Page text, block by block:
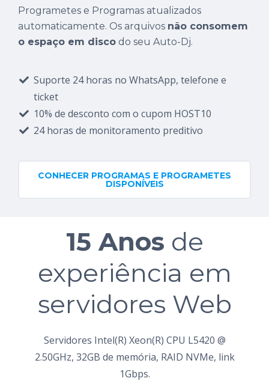
Programetes e Programas atualizados
automaticamente. Os arquivos não consomem
o espaço em disco do seu Auto-Dj.
Suporte 24 horas no WhatsApp, telefone e
ticket
10% de desconto com o cupom HOST10
24 horas de monitoramento preditivo
CONHECER PROGRAMAS E PROGRAMETES
DISPONÍVEIS
15 Anos de
experiência em
servidores Web
Servidores Intel(R) Xeon(R) CPU L5420 @
2.50GHz, 32GB de memória, RAID NVMe, link
1Gbps.